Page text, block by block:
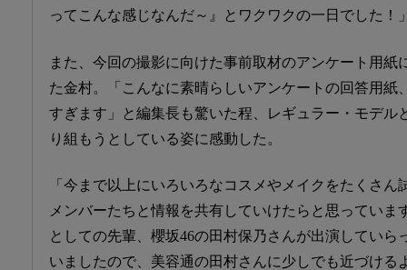
ってこんな感じなんだ～』とワクワクの一日でした！
また、今回の撮影に向けた事前取材のアンケート用紙
た金村。「こんなに素晴らしいアンケートの回答用
すぎます」と編集長も驚いた程、レギュラー・モデル
り組もうとしている姿に感動した。
「今まで以上にいろいろなコスメやメイクをたくさ
メンバーたちと情報を共有していけたらと思っていま
としての先輩、櫻坂46の田村保乃さんが出演していら
いましたので、美容通の田村さんに少しでも近づける